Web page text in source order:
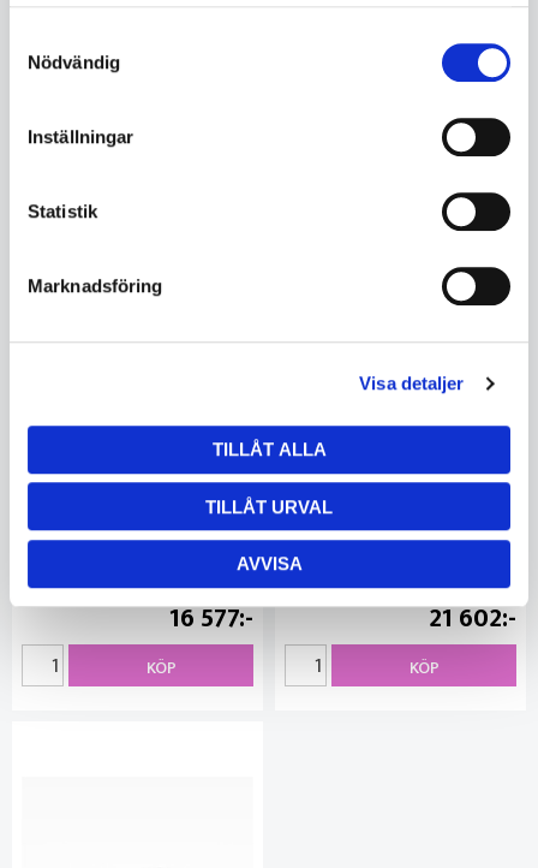
Nödvändig
Inställningar
Statistik
Marknadsföring
Visa detaljer
TILLÅT ALLA
TILLÅT URVAL
AVVISA
Basic 1000x1000x50 med 4 x
SD161010P
Beställningsvara
16 577
KÖP
Basic 1200x1200x50 med 4 x
ben Basic 815
SD161015P
Bordshöjd 850 mm
Beställningsvara
1470
21 602
KÖP